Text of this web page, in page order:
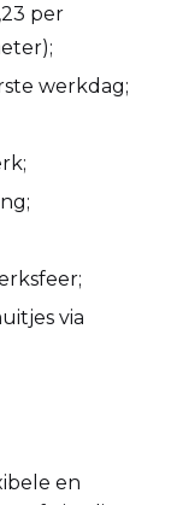
per
werkdag;
via
en